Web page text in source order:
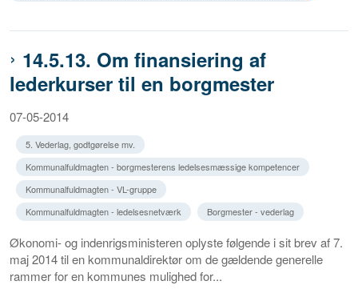
14.5.13. Om finansiering af
lederkurser til en borgmester
07-05-2014
5. Vederlag, godtgørelse mv.
Kommunalfuldmagten - borgmesterens ledelsesmæssige kompetencer
Kommunalfuldmagten - VL-gruppe
Kommunalfuldmagten - ledelsesnetværk
Borgmester - vederlag
Økonomi- og indenrigsministeren oplyste følgende i sit brev af 7.
maj 2014 til en kommunaldirektør om de gældende generelle
rammer for en kommunes mulighed for...